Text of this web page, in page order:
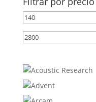
Precio